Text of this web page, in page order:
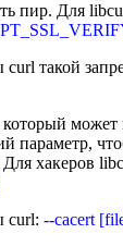
пир. Для
такой
может
параметр,
хакеров
curl: --cacert